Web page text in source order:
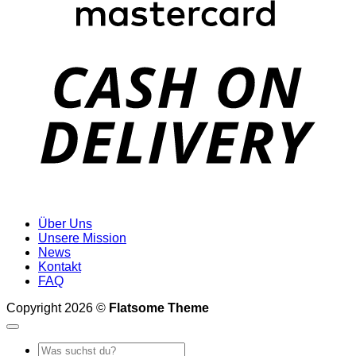
Über Uns
Unsere Mission
News
Kontakt
FAQ
Copyright 2026 © Flatsome Theme
Suche